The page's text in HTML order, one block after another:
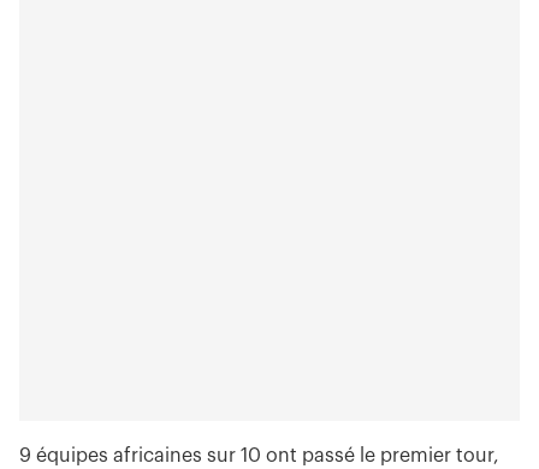
9 équipes africaines sur 10 ont passé le premier tour,